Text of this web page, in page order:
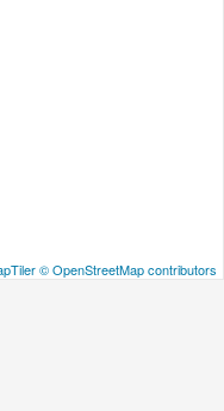
© OpenStreetMap contributors